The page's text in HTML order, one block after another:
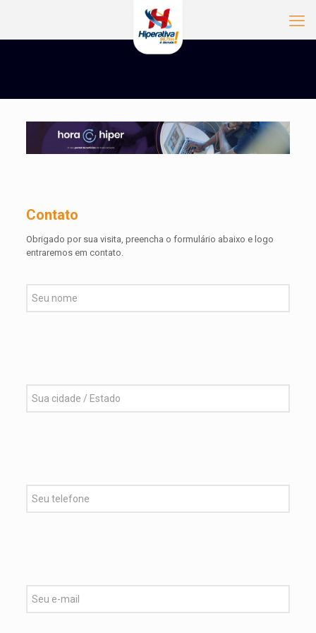
Click HereClick
Contato
Obrigado por sua visita, preencha o formulário abaixo e logo
entraremos em contato.